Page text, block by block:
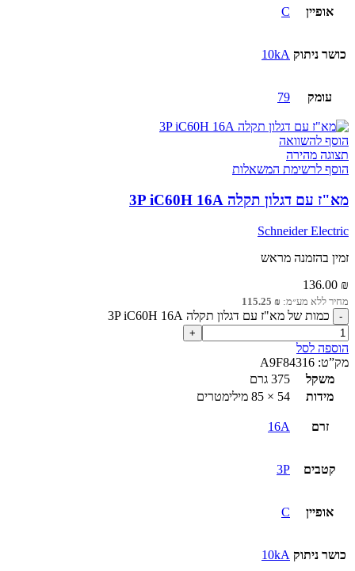
אופיין C
כושר ניתוק 10kA
עומק 79
הוסף להשוואה
תצוגה מהירה
הוסף לרשימת המשאלות
מא"ז עם דגלון תקלה 3P iC60H 16A
Schneider Electric
זמין בהזמנה מראש
136.00 ₪
מחיר ללא מע״מ: 115.25 ₪
כמות של מא"ז עם דגלון תקלה 3P iC60H 16A
הוספה לסל
מק”ט: A9F84316
משקל
375 גרם
מידות
54 × 85 מילימטרים
זרם 16A
קטבים 3P
אופיין C
כושר ניתוק 10kA